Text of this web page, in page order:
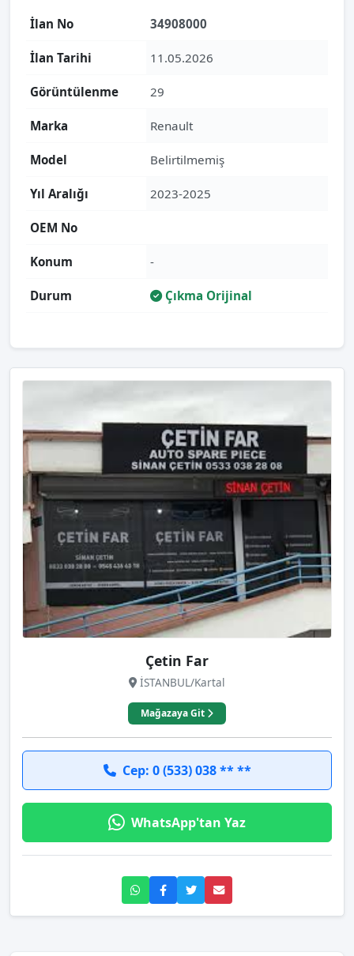
İlan No 34908000
İlan Tarihi 11.05.2026
Görüntülenme 29
Marka Renault
Model Belirtilmemiş
Yıl Aralığı 2023-2025
OEM No
Konum -
Durum Çıkma Orijinal
Çetin Far
İSTANBUL/Kartal
Mağazaya Git
Cep: 0 (533) 038 ** **
WhatsApp'tan Yaz